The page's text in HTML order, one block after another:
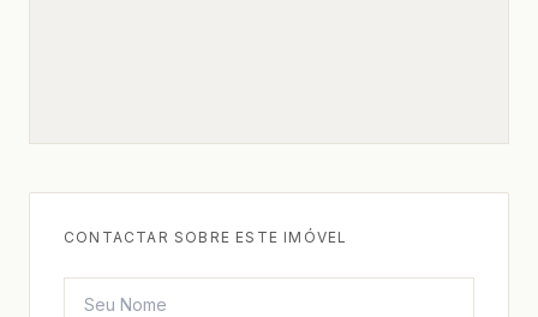
CONTACTAR SOBRE ESTE IMÓVEL